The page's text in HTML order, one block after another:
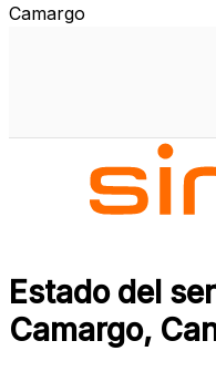
Camargo
Estado del
Camargo,